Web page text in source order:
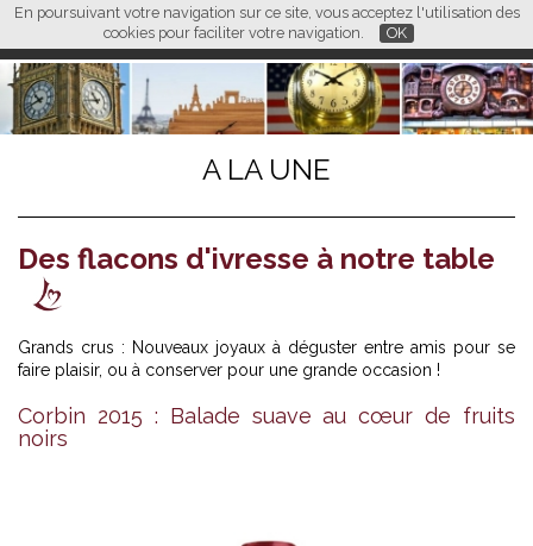
En poursuivant votre navigation sur ce site, vous acceptez l'utilisation des
cookies pour faciliter votre navigation.
OK
FR EN CN
L M
A LA UNE
Des flacons d'ivresse à notre table
Grands crus : Nouveaux joyaux à déguster entre amis pour se
faire plaisir, ou à conserver pour une grande occasion !
Corbin 2015 : Balade suave au cœur de fruits
noirs